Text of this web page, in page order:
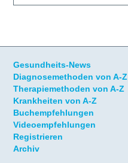
Gesundheits-News
Diagnosemethoden von A-Z
Therapiemethoden von A-Z
Krankheiten von A-Z
Buchempfehlungen
Videoempfehlungen
Registrieren
Archiv